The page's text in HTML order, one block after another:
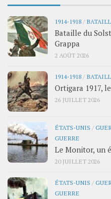
1914-1918 /
Bataille du
Grappa
2 AOÛT 2026
1914-1918 /
Ortigara 1917,
26 JUILLET 2026
ÉTATS-UNIS /
GUERRE
Le Monitor, un
20 JUILLET 2026
ÉTATS-UNIS /
GUERRE